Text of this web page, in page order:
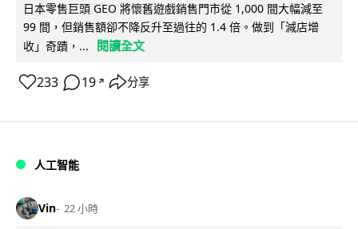
日本零售巨頭 GEO 將懷舊遊戲銷售門市從 1,000 間大幅減至
99 間，但銷售額卻不降反升至過往的 1.4 倍。做到「減店增
收」奇蹟，...
閱讀全文
233 19 ↗ 分享
人工智能
Vin 22 小時